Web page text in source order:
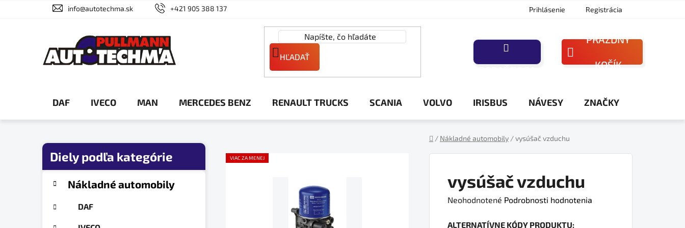
info@autotechma.sk +421 905 388 137 Prihlásenie Registrácia
HĽADAŤ
NÁKUPNÝ
PRÁZDNY
KOŠÍK
DAF IVECO MAN MERCEDES BENZ RENAULT TRUCKS SCANIA VOLVO IRISBUS NÁVESY ZNAČKY
/ Nákladné automobily /vysúšač vzduchu
B
kategórieNákladné automobily
DAF
vysúšač vzduchu
Priemerné
Neohodnotené Podrobnosti hodnotenia
ALTERNATÍVNE KÓDY PRODUKTU:
VIAC ZA MENEJ